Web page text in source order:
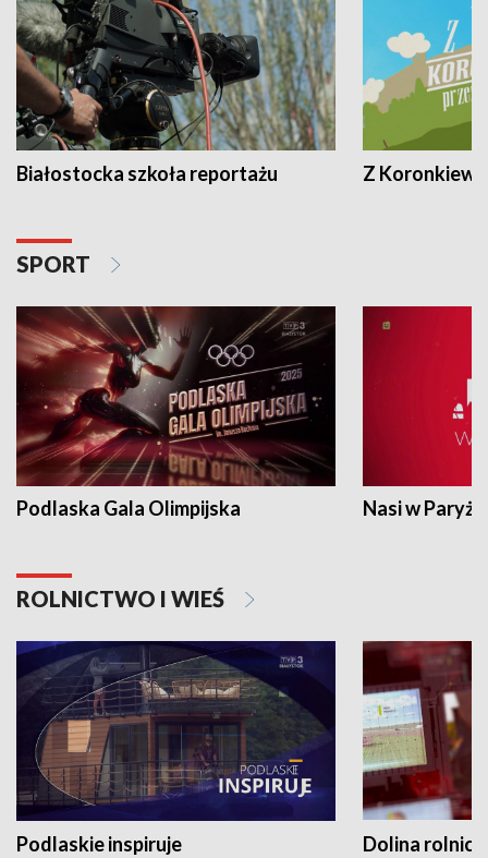
Białostocka szkoła reportażu Z
SPORT
Podlaska Gala Olimpijska Nasi w Paryżu
ROLNICTWO I WIEŚ
Podlaskie inspiruje Dolina